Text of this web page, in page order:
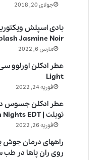
جولای 20, 2018
بادی اسپلش
Jasmine Noir
مارس 6, 2022
Light
فوریه 24, 2022
عطر ادکلن جسوس
تویلت | Jesus Del Pozo Arabian Nights EDT
فوریه 26, 2022
راههای درمان جوش
روی ران پاها در طب